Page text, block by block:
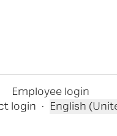
Employee login
login · Change
English